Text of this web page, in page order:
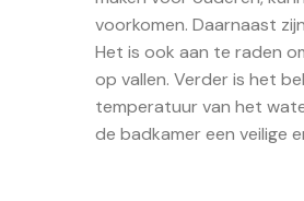
voorkomen. Daarnaast
Het is ook aan te raden
op vallen. Verder is het
temperatuur van het
de badkamer een veilige